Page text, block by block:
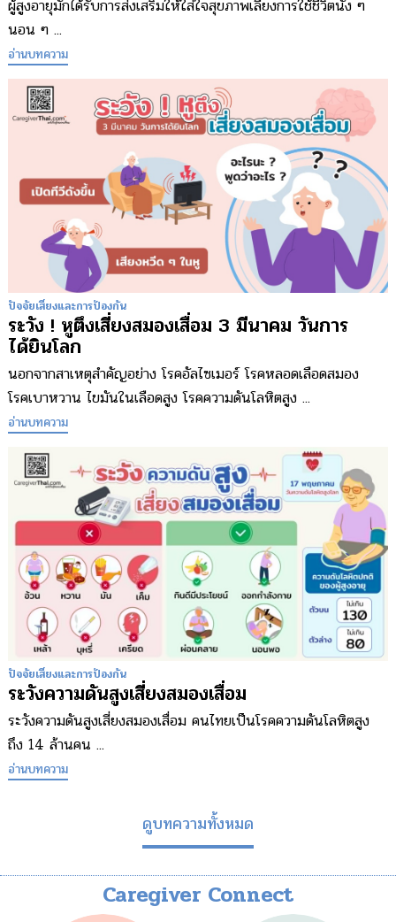
ผู้สูงอายุมักได้รับการส่งเสริมให้ใส่ใจสุขภาพเลี่ยงการใช้ชีวิตนั่ง ๆ
นอน ๆ ...
อ่านบทความ
ปัจจัยเสี่ยงและการป้องกัน
ระวัง ! หูตึงเสี่ยงสมองเสื่อม 3 มีนาคม วันการ
ได้ยินโลก
นอกจากสาเหตุสำคัญอย่าง โรคอัลไซเมอร์ โรคหลอดเลือดสมอง
โรคเบาหวาน ไขมันในเลือดสูง โรคความดันโลหิตสูง ...
อ่านบทความ
ปัจจัยเสี่ยงและการป้องกัน
ระวังความดันสูงเสี่ยงสมองเสื่อม
ระวังความดันสูงเสี่ยงสมองเสื่อม คนไทยเป็นโรคความดันโลหิตสูง
ถึง 14 ล้านคน ...
อ่านบทความ
ดูบทความทั้งหมด
Caregiver Connect